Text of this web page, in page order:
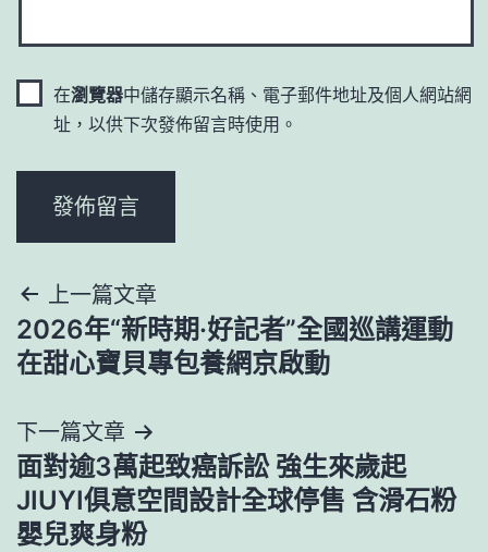
在瀏覽器中儲存顯示名稱、電子郵件地址及個人網站網
址，以供下次發佈留言時使用。
文
章
覽
上一篇文章
2026年“新時期·好記者”全國巡講運動
在甜心寶貝專包養網京啟動
下一篇文章
面對逾3萬起致癌訴訟 強生來歲起
JIUYI俱意空間設計全球停售 含滑石粉
嬰兒爽身粉